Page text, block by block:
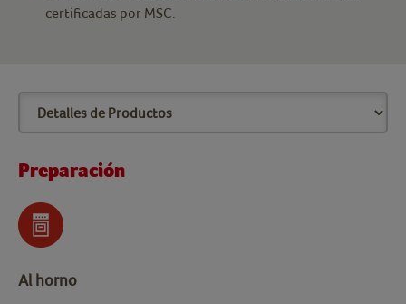
certificadas por MSC.
Preparación
Al horno